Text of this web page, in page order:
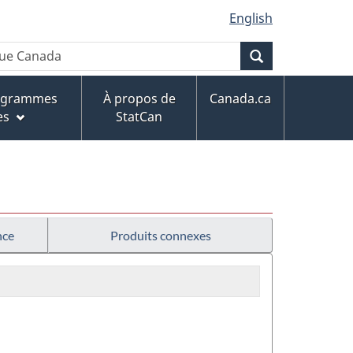
English
À propos de
StatCan
Canada.ca
Produits connexes